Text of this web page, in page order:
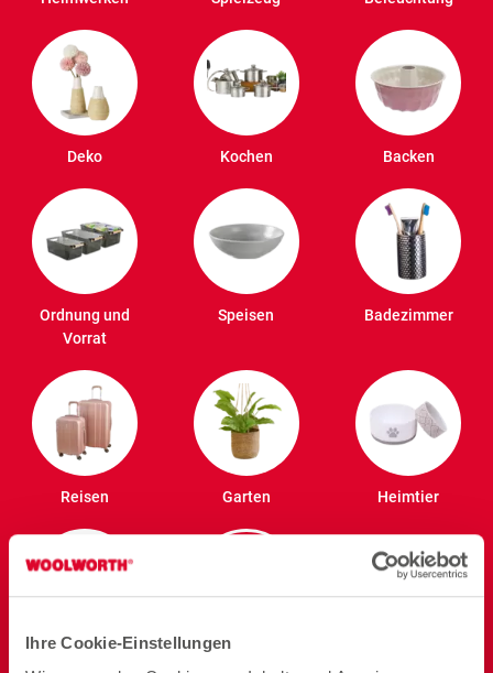
Ihre Cookie-Einstellungen
Deko Kochen Backen
Ordnung und
Vorrat
Speisen Badezimmer
Reisen Garten Heimtier